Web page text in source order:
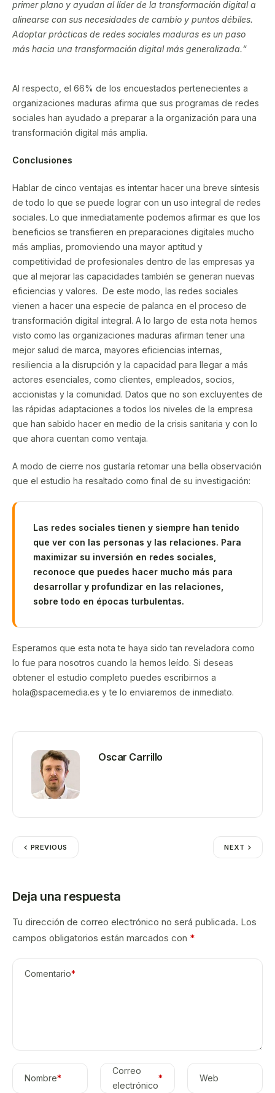
primer plano y ayudan al líder de la transformación digital a
alinearse con sus necesidades de cambio y puntos débiles.
Adoptar prácticas de redes sociales maduras es un paso
más hacia una transformación digital más generalizada.“
Al respecto, el 66% de los encuestados pertenecientes a
organizaciones maduras afirma que sus programas de redes
sociales han ayudado a preparar a la organización para una
transformación digital más amplia.
Conclusiones
Hablar de cinco ventajas es intentar hacer una breve síntesis
de todo lo que se puede lograr con un uso integral de redes
sociales. Lo que inmediatamente podemos afirmar es que los
beneficios se transfieren en preparaciones digitales mucho
más amplias, promoviendo una mayor aptitud y
competitividad de profesionales dentro de las empresas ya
que al mejorar las capacidades también se generan nuevas
eficiencias y valores. De este modo, las redes sociales
vienen a hacer una especie de palanca en el proceso de
transformación digital integral. A lo largo de esta nota hemos
visto como las organizaciones maduras afirman tener una
mejor salud de marca, mayores eficiencias internas,
resiliencia a la disrupción y la capacidad para llegar a más
actores esenciales, como clientes, empleados, socios,
accionistas y la comunidad. Datos que no son excluyentes de
las rápidas adaptaciones a todos los niveles de la empresa
que han sabido hacer en medio de la crisis sanitaria y con lo
que ahora cuentan como ventaja.
A modo de cierre nos gustaría retomar una bella observación
que el estudio ha resaltado como final de su investigación:
Las redes sociales tienen y siempre han tenido
que ver con las personas y las relaciones. Para
maximizar su inversión en redes sociales,
reconoce que puedes hacer mucho más para
desarrollar y profundizar en las relaciones,
sobre todo en épocas turbulentas.
Esperamos que esta nota te haya sido tan reveladora como
lo fue para nosotros cuando la hemos leído. Si deseas
obtener el estudio completo puedes escribirnos a
hola@spacemedia.es y te lo enviaremos de inmediato.
Oscar Carrillo
PREVIOUS NEXT
Deja una respuesta
Tu dirección de correo electrónico no será publicada. Los
campos obligatorios están marcados con *
Comentario*
Nombre*
Correo
electrónico
* Web